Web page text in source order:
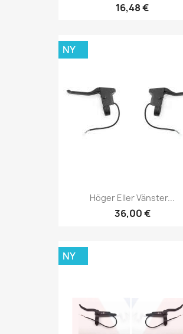
16,48 €
Höger Eller Vänster...
36,00 €
NY
NY